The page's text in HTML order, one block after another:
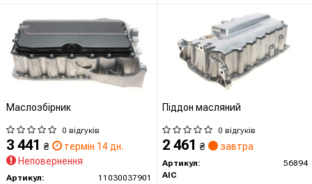
Маслозбірник
0 відгуків
3 441 ₴
термін 14 дн.
Неповернення
Артикул:
11030037901
Піддон масляний
0 відгуків
2 461 ₴ завтра
Артикул:
56894
AIC